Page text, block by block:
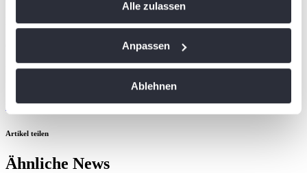
Trigger Symbol ändern oder widerrufen
Wenn Sie es erlauben, würden wir auch gerne:
verarbeitet werden, und legen Sie Ihre Präferenzen im
Alle zulassen
Anpassen
Ablehnen
Dateiname
Format
Ansehen
Artikel teilen
Ähnliche News